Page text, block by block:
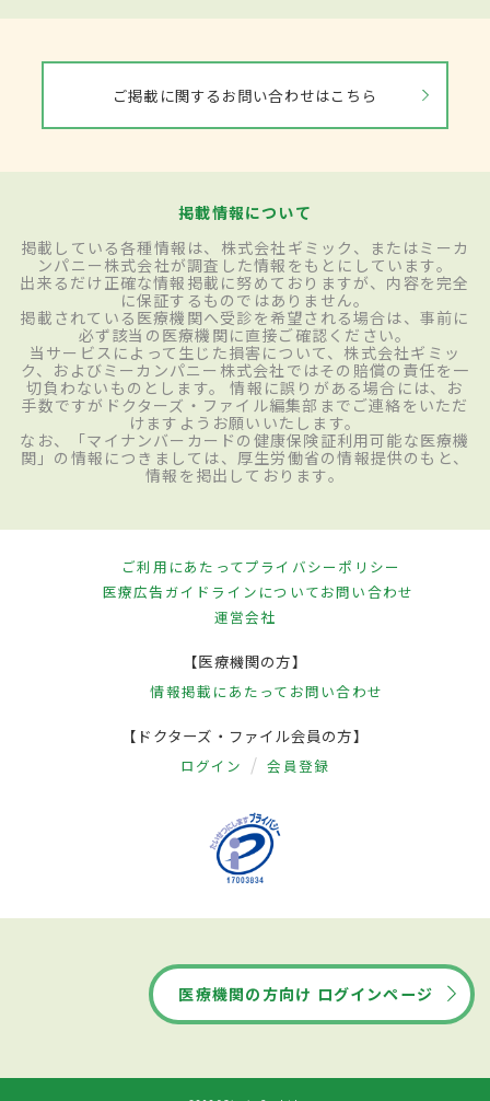
ご掲載に関するお問い合わせはこちら
掲載情報について
掲載している各種情報は、株式会社ギミック、またはミーカ
ンパニー株式会社が調査した情報をもとにしています。
出来るだけ正確な情報掲載に努めておりますが、内容を完全
に保証するものではありません。
掲載されている医療機関へ受診を希望される場合は、事前に
必ず該当の医療機関に直接ご確認ください。
当サービスによって生じた損害について、株式会社ギミッ
ク、およびミーカンパニー株式会社ではその賠償の責任を一
切負わないものとします。 情報に誤りがある場合には、お
手数ですがドクターズ・ファイル編集部までご連絡をいただ
けますようお願いいたします。
なお、「マイナンバーカードの健康保険証利用可能な医療機
関」の情報につきましては、厚生労働省の情報提供のもと、
情報を掲出しております。
ご利用にあたってプライバシーポリシー
医療広告ガイドラインについてお問い合わせ
運営会社
【医療機関の方】
情報掲載にあたって お問い合わせ
【ドクターズ・ファイル会員の方】
ログイン 会員登録
医療機関の方向け ログインページ